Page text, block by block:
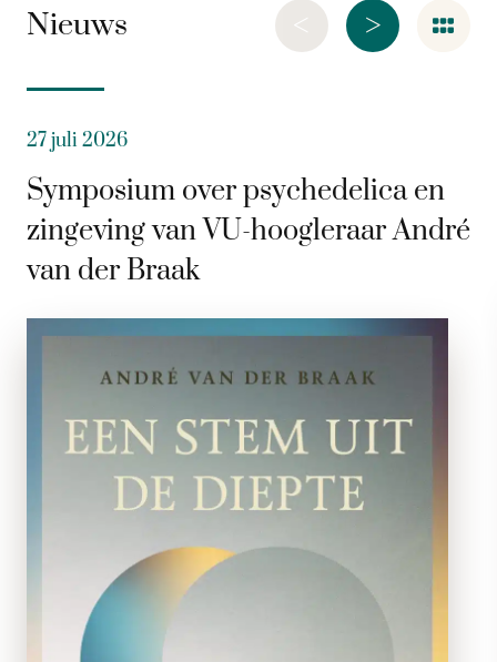
Nieuws >
<
27 juli 2026
Symposium over psychedelica en
zingeving van VU-hoogleraar André
van der Braak